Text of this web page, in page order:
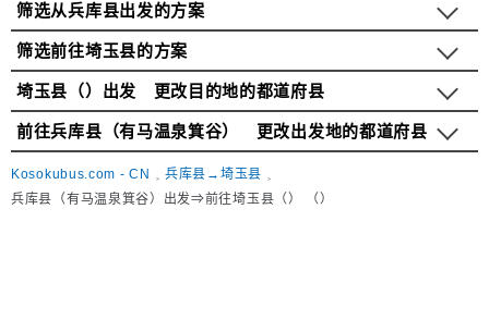
筛选从兵库县出发的方案
筛选前往埼玉县的方案
埼玉县（）出发 更改目的地的都道府县
前往兵库县（有马温泉箕谷） 更改出发地的都道府县
Kosokubus.com - CN
兵库县→埼玉县
兵库县（有马温泉箕谷）出发⇒前往埼玉县（） （）